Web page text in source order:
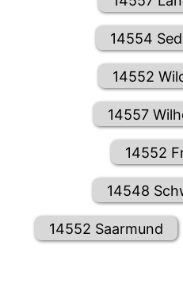
14554
14552
14557
14552
14548
14552 Saarmund